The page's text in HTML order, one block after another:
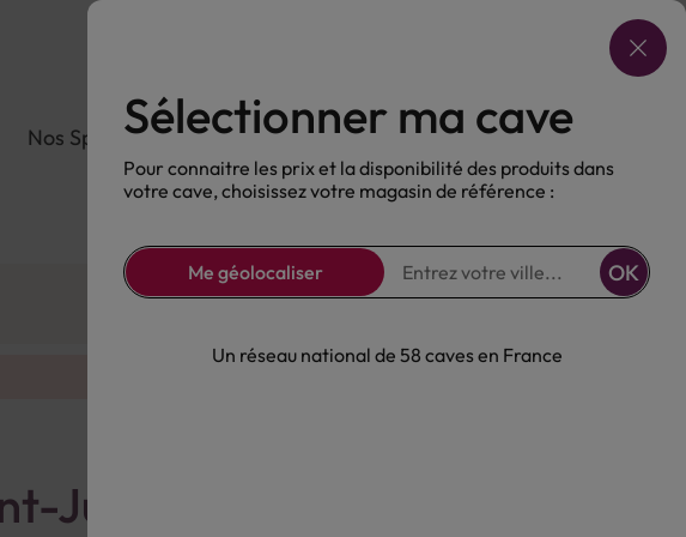
Choisir ma cave
Nos Spiritueux Nos Bières Sans alcool
Julien Rouge
Sélectionner ma cave
Pour connaitre les prix et la disponibilité des produits dans
votre cave, choisissez votre magasin de référence :
Me géolocaliser OK
Un réseau national de 58 caves en France